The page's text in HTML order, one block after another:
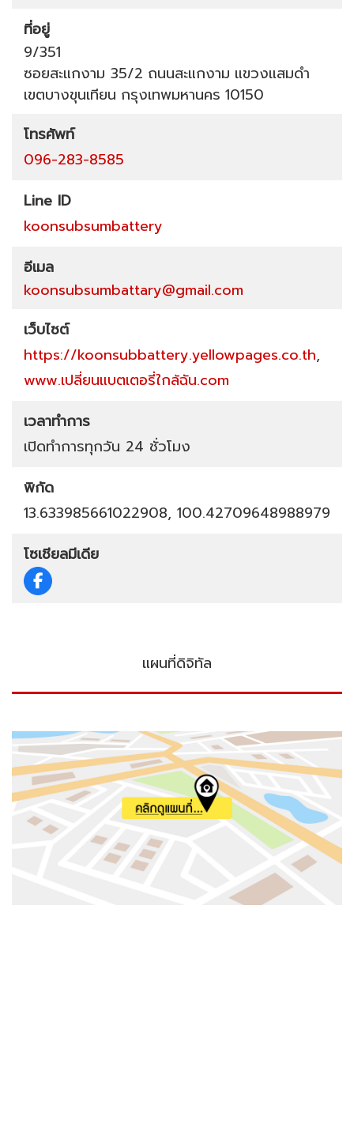
ที่อยู่
9/351
ซอยสะแกงาม 35/2 ถนนสะแกงาม แขวงแสมดำ
เขตบางขุนเทียน กรุงเทพมหานคร 10150
โทรศัพท์
096-283-8585
Line ID
koonsubsumbattery
อีเมล
koonsubsumbattary@gmail.com
เว็บไซต์
https://koonsubbattery.yellowpages.co.th,
www.เปลี่ยนแบตเตอรี่ใกล้ฉัน.com
เวลาทำการ
เปิดทำการทุกวัน 24 ชั่วโมง
พิกัด
13.633985661022908, 100.42709648988979
โซเชียลมีเดีย
แผนที่ดิจิทัล